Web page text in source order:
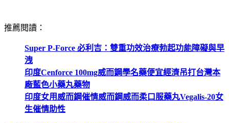
推薦閱讀：
Super P-Force 必利吉：雙重功效治療勃起功能障礙與早
洩
印度Cenforce 100mg威而鋼學名藥便宜經濟吊打台灣本
廠藍色小藥丸藥物
印度女用威而鋼催情威而鋼威而柔口服藥丸Vegalis-20女
生催情助性